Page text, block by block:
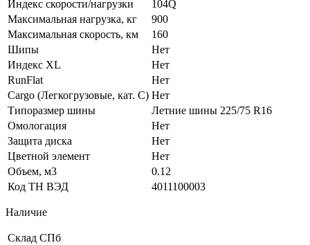
Индекс скорости/нагрузки
104Q
Максимальная нагрузка, кг
900
Максимальная скорость, км
160
Шипы
Нет
Индекс XL
Нет
RunFlat
Нет
Cargo (Легкогрузовые, кат. С) Нет
Типоразмер шины
Летние шины 225/75 R16
Омологация
Нет
Защита диска
Нет
Цветной элемент
Нет
Объем, м3
0.12
Код ТН ВЭД
4011100003
Наличие
Склад СПб